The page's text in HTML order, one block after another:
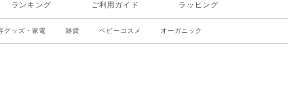
ランキング ご利用ガイド ラッピング
グッズ・家電 雑貨 ベビーコスメ オーガニック